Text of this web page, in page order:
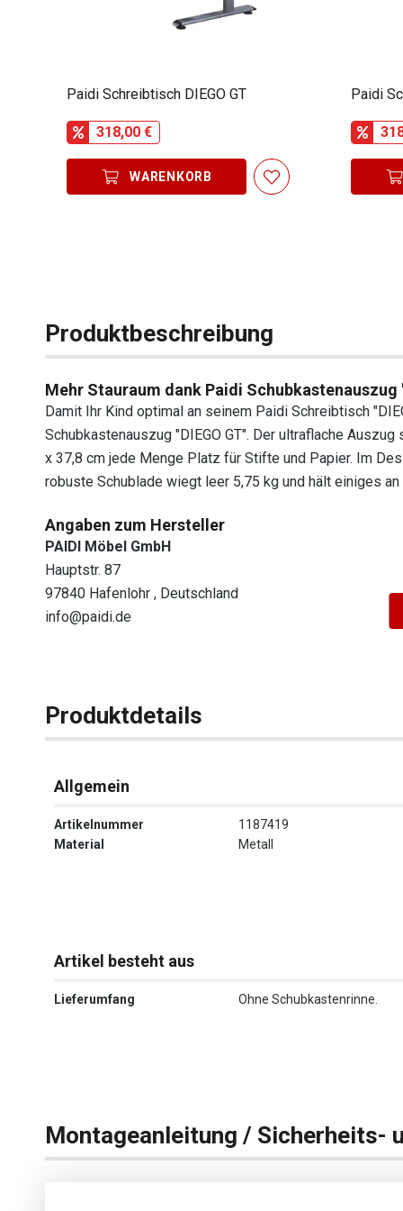
Paidi Schreibtisch DIEGO GT
318,00 €
WARENKORB
Paidi
Produktbeschreibung
Mehr Stauraum dank Paidi Schubkastenauszug
Damit Ihr Kind optimal an seinem Paidi Schreibtisch
Schubkastenauszug "DIEGO GT". Der ultraflache
x 37,8 cm jede Menge Platz für Stifte und Papier. Im
robuste Schublade wiegt leer 5,75 kg und hält einiges
Angaben zum Hersteller
PAIDI Möbel GmbH
Hauptstr. 87
97840 Hafenlohr , Deutschland
info@paidi.de
Produktdetails
Allgemein
Artikelnummer
1187419
Material
Metall
Artikel besteht aus
Lieferumfang Ohne Schubkastenrinne.
Montageanleitung / Sicherheits-